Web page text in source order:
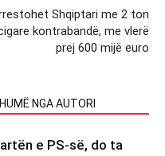
Shqiptari me 2 ton
kontrabandë, me vlerë
prej 600 mijë euro
NGA AUTORI
e PS-së, do ta